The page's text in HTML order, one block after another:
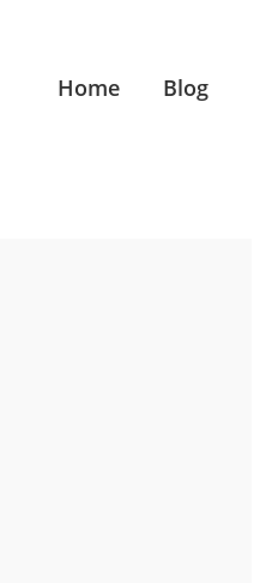
Home Blog